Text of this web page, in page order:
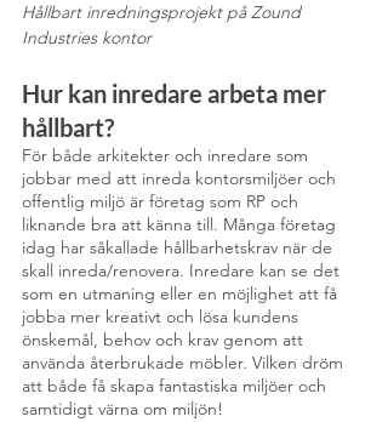
Hållbart inredningsprojekt på Zound
Industries kontor
Hur kan inredare arbeta mer
hållbart?
För både arkitekter och inredare som
jobbar med att inreda kontorsmiljöer och
offentlig miljö är företag som RP och
liknande bra att känna till. Många företag
idag har såkallade hållbarhetskrav när de
skall inreda/renovera. Inredare kan se det
som en utmaning eller en möjlighet att få
jobba mer kreativt och lösa kundens
önskemål, behov och krav genom att
använda återbrukade möbler. Vilken dröm
att både få skapa fantastiska miljöer och
samtidigt värna om miljön!